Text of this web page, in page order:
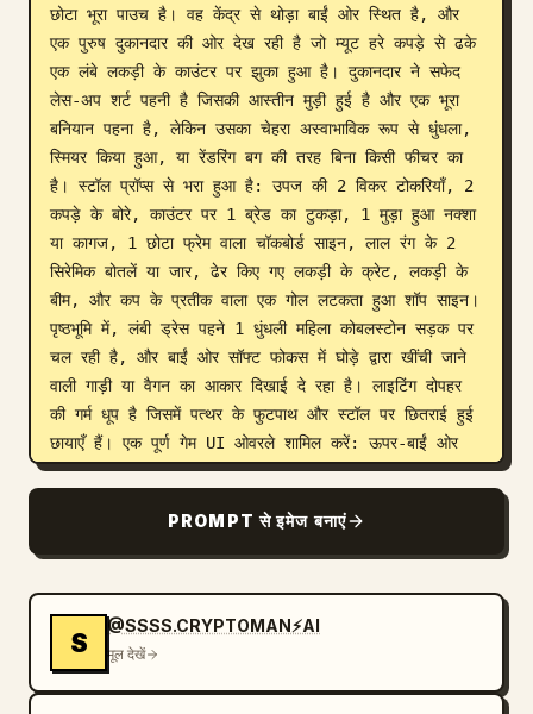
छोटा भूरा पाउच है। वह केंद्र से थोड़ा बाईं ओर स्थित है, और
एक पुरुष दुकानदार की ओर देख रही है जो म्यूट हरे कपड़े से ढके
एक लंबे लकड़ी के काउंटर पर झुका हुआ है। दुकानदार ने सफेद
लेस-अप शर्ट पहनी है जिसकी आस्तीन मुड़ी हुई है और एक भूरा
बनियान पहना है, लेकिन उसका चेहरा अस्वाभाविक रूप से धुंधला,
स्मियर किया हुआ, या रेंडरिंग बग की तरह बिना किसी फीचर का
है। स्टॉल प्रॉप्स से भरा हुआ है: उपज की 2 विकर टोकरियाँ, 2
कपड़े के बोरे, काउंटर पर 1 ब्रेड का टुकड़ा, 1 मुड़ा हुआ नक्शा
या कागज, 1 छोटा फ्रेम वाला चॉकबोर्ड साइन, लाल रंग के 2
सिरेमिक बोतलें या जार, ढेर किए गए लकड़ी के क्रेट, लकड़ी के
बीम, और कप के प्रतीक वाला एक गोल लटकता हुआ शॉप साइन।
पृष्ठभूमि में, लंबी ड्रेस पहने 1 धुंधली महिला कोबलस्टोन सड़क पर
चल रही है, और बाईं ओर सॉफ्ट फोकस में घोड़े द्वारा खींची जाने
वाली गाड़ी या वैगन का आकार दिखाई दे रहा है। लाइटिंग दोपहर
की गर्म धूप है जिसमें पत्थर के फुटपाथ और स्टॉल पर छितराई हुई
छायाएँ हैं। एक पूर्ण गेम UI ओवरले शामिल करें: ऊपर-बाईं ओर
जापानी क्वेस्ट टेक्स्ट "各地を冒険し、情報を集めよう"
बाईं ओर 2 छोटे आसन्न आइकन के साथ गोलाकार मिनीमैप, नीचे-
केंद्र में स्टेटस बार जो "Lv.12" और "1286/1286" को हरे
और जापानी टेक्स्ट "話す" (बात करें) के साथ एक "A" बटन
आइकन, और नीचे-दाईं ओर 4 गोलाकार एक्शन बटन जिनमें 1 बड़ा
नीला तलवार हमला बटन और उसके चारों ओर 3 छोटे स्किल बटन
शामिल हैं। कुल मिलाकर अहसास एक उच्च-विवरण वाला JRPG
PROMPT से इमेज बनाएं
S
@SSSS.CRYPTOMAN⚡️AI
मूल देखें